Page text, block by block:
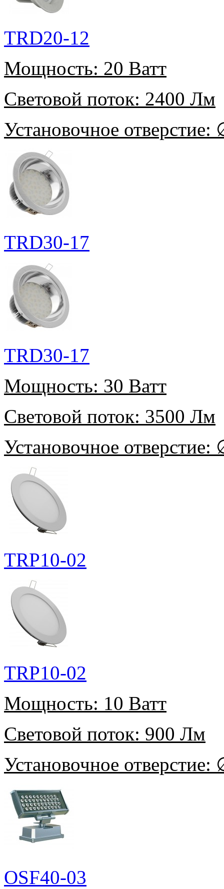
TRD20-12
Мощность: 20 Ватт
Световой поток: 2400 Лм
Установочное отверстие:
TRD30-17
TRD30-17
Мощность: 30 Ватт
Световой поток: 3500 Лм
Установочное отверстие:
TRP10-02
TRP10-02
Мощность: 10 Ватт
Световой поток: 900 Лм
Установочное отверстие:
OSF40-03